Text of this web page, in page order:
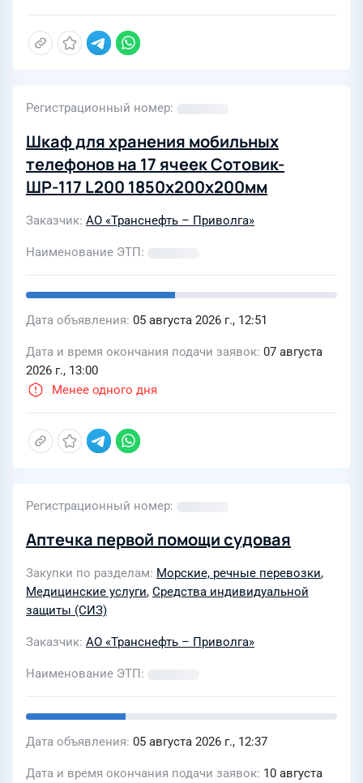
Регистрационный номер
Шкаф для хранения мобильных
телефонов на 17 ячеек Сотовик-
ШР-117 L200 1850х200х200мм
Заказчик АО «Транснефть – Приволга»
Наименование ЭТП
Дата объявления 05 августа 2026 г., 12:51
Дата и время окончания подачи заявок 07 августа
2026 г., 13:00
Менее одного дня
Регистрационный номер
Аптечка первой помощи судовая
Закупки по разделам Морские, речные перевозки,
Медицинские услуги, Средства индивидуальной
защиты (СИЗ)
Заказчик АО «Транснефть – Приволга»
Наименование ЭТП
Дата объявления 05 августа 2026 г., 12:37
Дата и время окончания подачи заявок 10 августа